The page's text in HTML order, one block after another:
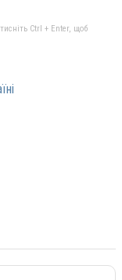
Ctrl + Enter, щоб